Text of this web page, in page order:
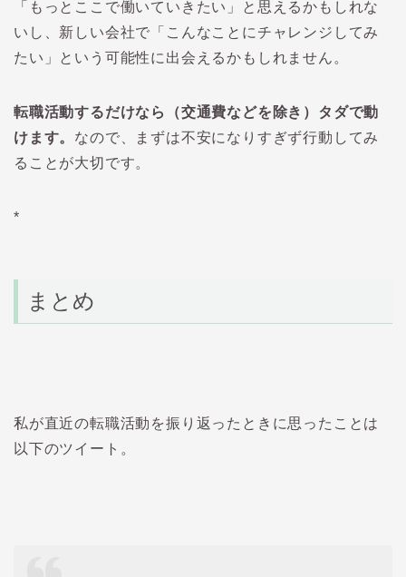
「もっとここで働いていきたい」と思えるかもしれな
いし、新しい会社で「こんなことにチャレンジしてみ
たい」という可能性に出会えるかもしれません。
転職活動するだけなら（交通費などを除き）タダで動
けます。 なので、まずは不安になりすぎず行動してみ
ることが大切です。
*
まとめ
私が直近の転職活動を振り返ったときに思ったことは
以下のツイート。